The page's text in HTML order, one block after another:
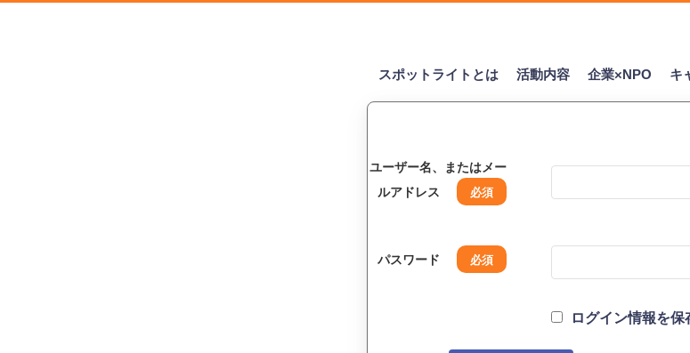
スポットライトとは 活動内容 企業×NPO キ
ユーザー名、またはメー
ルアドレス
パスワード
ログイン情報を保